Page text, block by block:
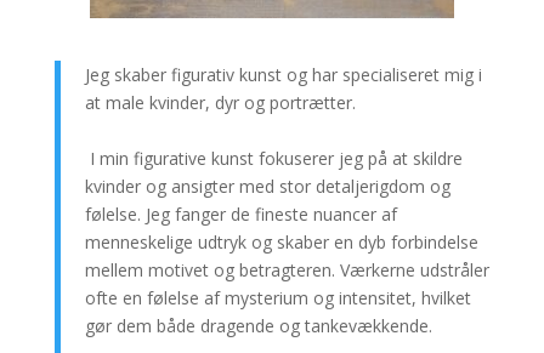
Jeg skaber figurativ kunst og har specialiseret mig i
at male kvinder, dyr og portrætter.
I min figurative kunst fokuserer jeg på at skildre
kvinder og ansigter med stor detaljerigdom og
følelse. Jeg fanger de fineste nuancer af
menneskelige udtryk og skaber en dyb forbindelse
mellem motivet og betragteren. Værkerne udstråler
ofte en følelse af mysterium og intensitet, hvilket
gør dem både dragende og tankevækkende.